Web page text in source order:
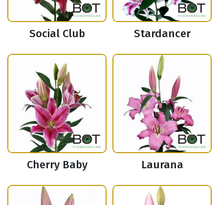
Social Club Stardancer
Cherry Baby Laurana